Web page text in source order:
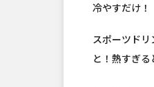
冷やすだけ！
スポーツド
と！熱すぎる